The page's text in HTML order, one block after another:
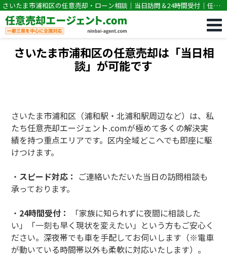
さいたま市浦和区の任意売却・ローン相談｜当日訪問＆24時間受付｜任意
売却専門｜競売・住宅ローン滞納の相談なら任意売却エージェント.com
さいたま市浦和区の任意売却は「当日相
談」が可能です
さいたま市浦和区（浦和駅・北浦和駅周辺など）は、私
たち任意売却エージェント.comが極めて多くの解決実
績を持つ重点エリアです。区内全域どこへでも即座に駆
けつけます。
・ スピード対応： ご連絡いただいた当日の訪問相談も
承っております。
・ 24時間受付：
「家族に知られずに夜間に相談した
い」「一刻も早く現状を変えたい」という方もご安心く
ださい。深夜帯でも車を手配してお伺いします（※電車
が動いている時間帯以外も柔軟に対応いたします）。